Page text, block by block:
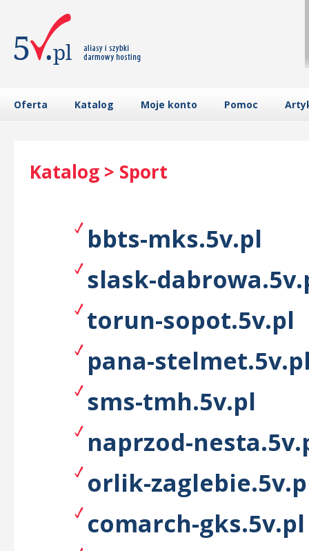
Oferta Katalog Moje konto Pomoc
Katalog > Sport
bbts-mks.5v.pl
slask-
torun-sopot.5v.pl
pana-
sms-tmh.5v.pl
naprzod-
orlik-
comarch-gks.5v.pl